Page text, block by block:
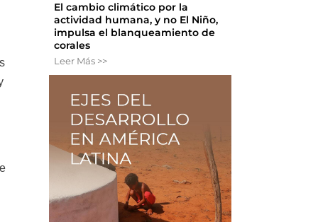
El cambio climático por la
actividad humana, y no El Niño,
impulsa el blanqueamiento de
corales
Leer Más >>